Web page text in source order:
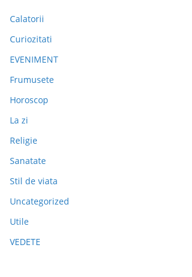
Calatorii
Curiozitati
EVENIMENT
Frumusete
Horoscop
La zi
Religie
Sanatate
Stil de viata
Uncategorized
Utile
VEDETE